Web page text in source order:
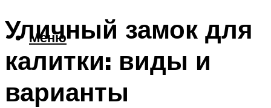
Меню
Уличный замок для
калитки: виды и
варианты